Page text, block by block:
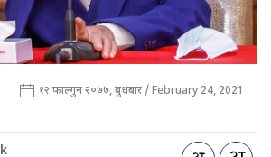
१२ फाल्गुन २०७७, बुधबार / February 24, 2021